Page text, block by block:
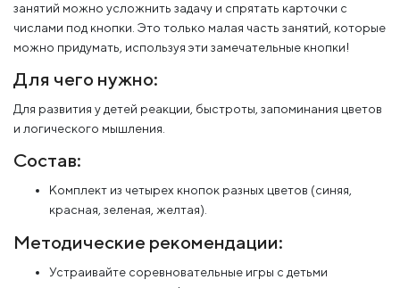
занятий можно усложнить задачу и спрятать карточки с
числами под кнопки. Это только малая часть занятий, которые
можно придумать, используя эти замечательные кнопки!
Для чего нужно:
Для развития у детей реакции, быстроты, запоминания цветов
и логического мышления.
Состав:
Комплект из четырех кнопок разных цветов (синяя,
красная, зеленая, желтая).
Методические рекомендации:
Устраивайте соревновательные игры с детьми